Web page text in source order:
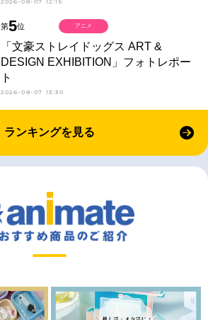
2026-08-07 12:15
第5位
「文豪ストレイドッグス ART &
DESIGN EXHIBITION」フォトレポー
ト
2026-08-07 13:30
アニメ
ランキングを見る